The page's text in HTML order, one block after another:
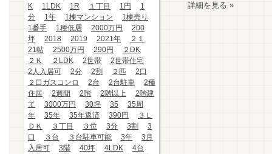
K
1LDK 1R １丁目 1円
1
分
1年 1棟マンション
1棟売り
1番手
1種低層 2000万円
200
坪
2018 2019 2021年
２１
21帖
2500万円 290円
２DK
２Ｋ
２LDK 2世帯
2世帯住宅
2人入居可
2分 2割 ２匹
2口
２口ガスコンロ
2台 2台駐車
2種
住居
2週間 2階 2階以上
2階建
て
3000万円 30坪 35
35周
年
35年 35年返済 390円
３Ｌ
ＤＫ
３丁目 ３位 3分 3割
3
口
３台 ３台駐車可能 3年
3月
入居可
3階 40坪 4LDK
4台
詳細を見る »